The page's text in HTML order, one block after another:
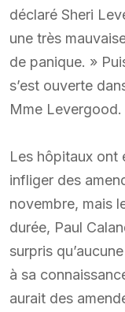
déclaré Sheri
une très
de panique. »
s’est ouverte
Mme Levergood.
Les hôpitaux ont
infliger des
novembre, mais
durée, Paul
surpris
à sa
aurait des